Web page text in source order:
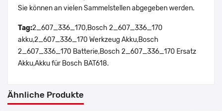
Sie können an vielen Sammelstellen abgegeben werden.
Tag:2_607_336_170,Bosch 2_607_336_170
akku,2_607_336_170 Werkzeug Akku,Bosch
2_607_336_170 Batterie,Bosch 2_607_336_170 Ersatz
Akku,Akku für Bosch BAT618.
Ähnliche Produkte